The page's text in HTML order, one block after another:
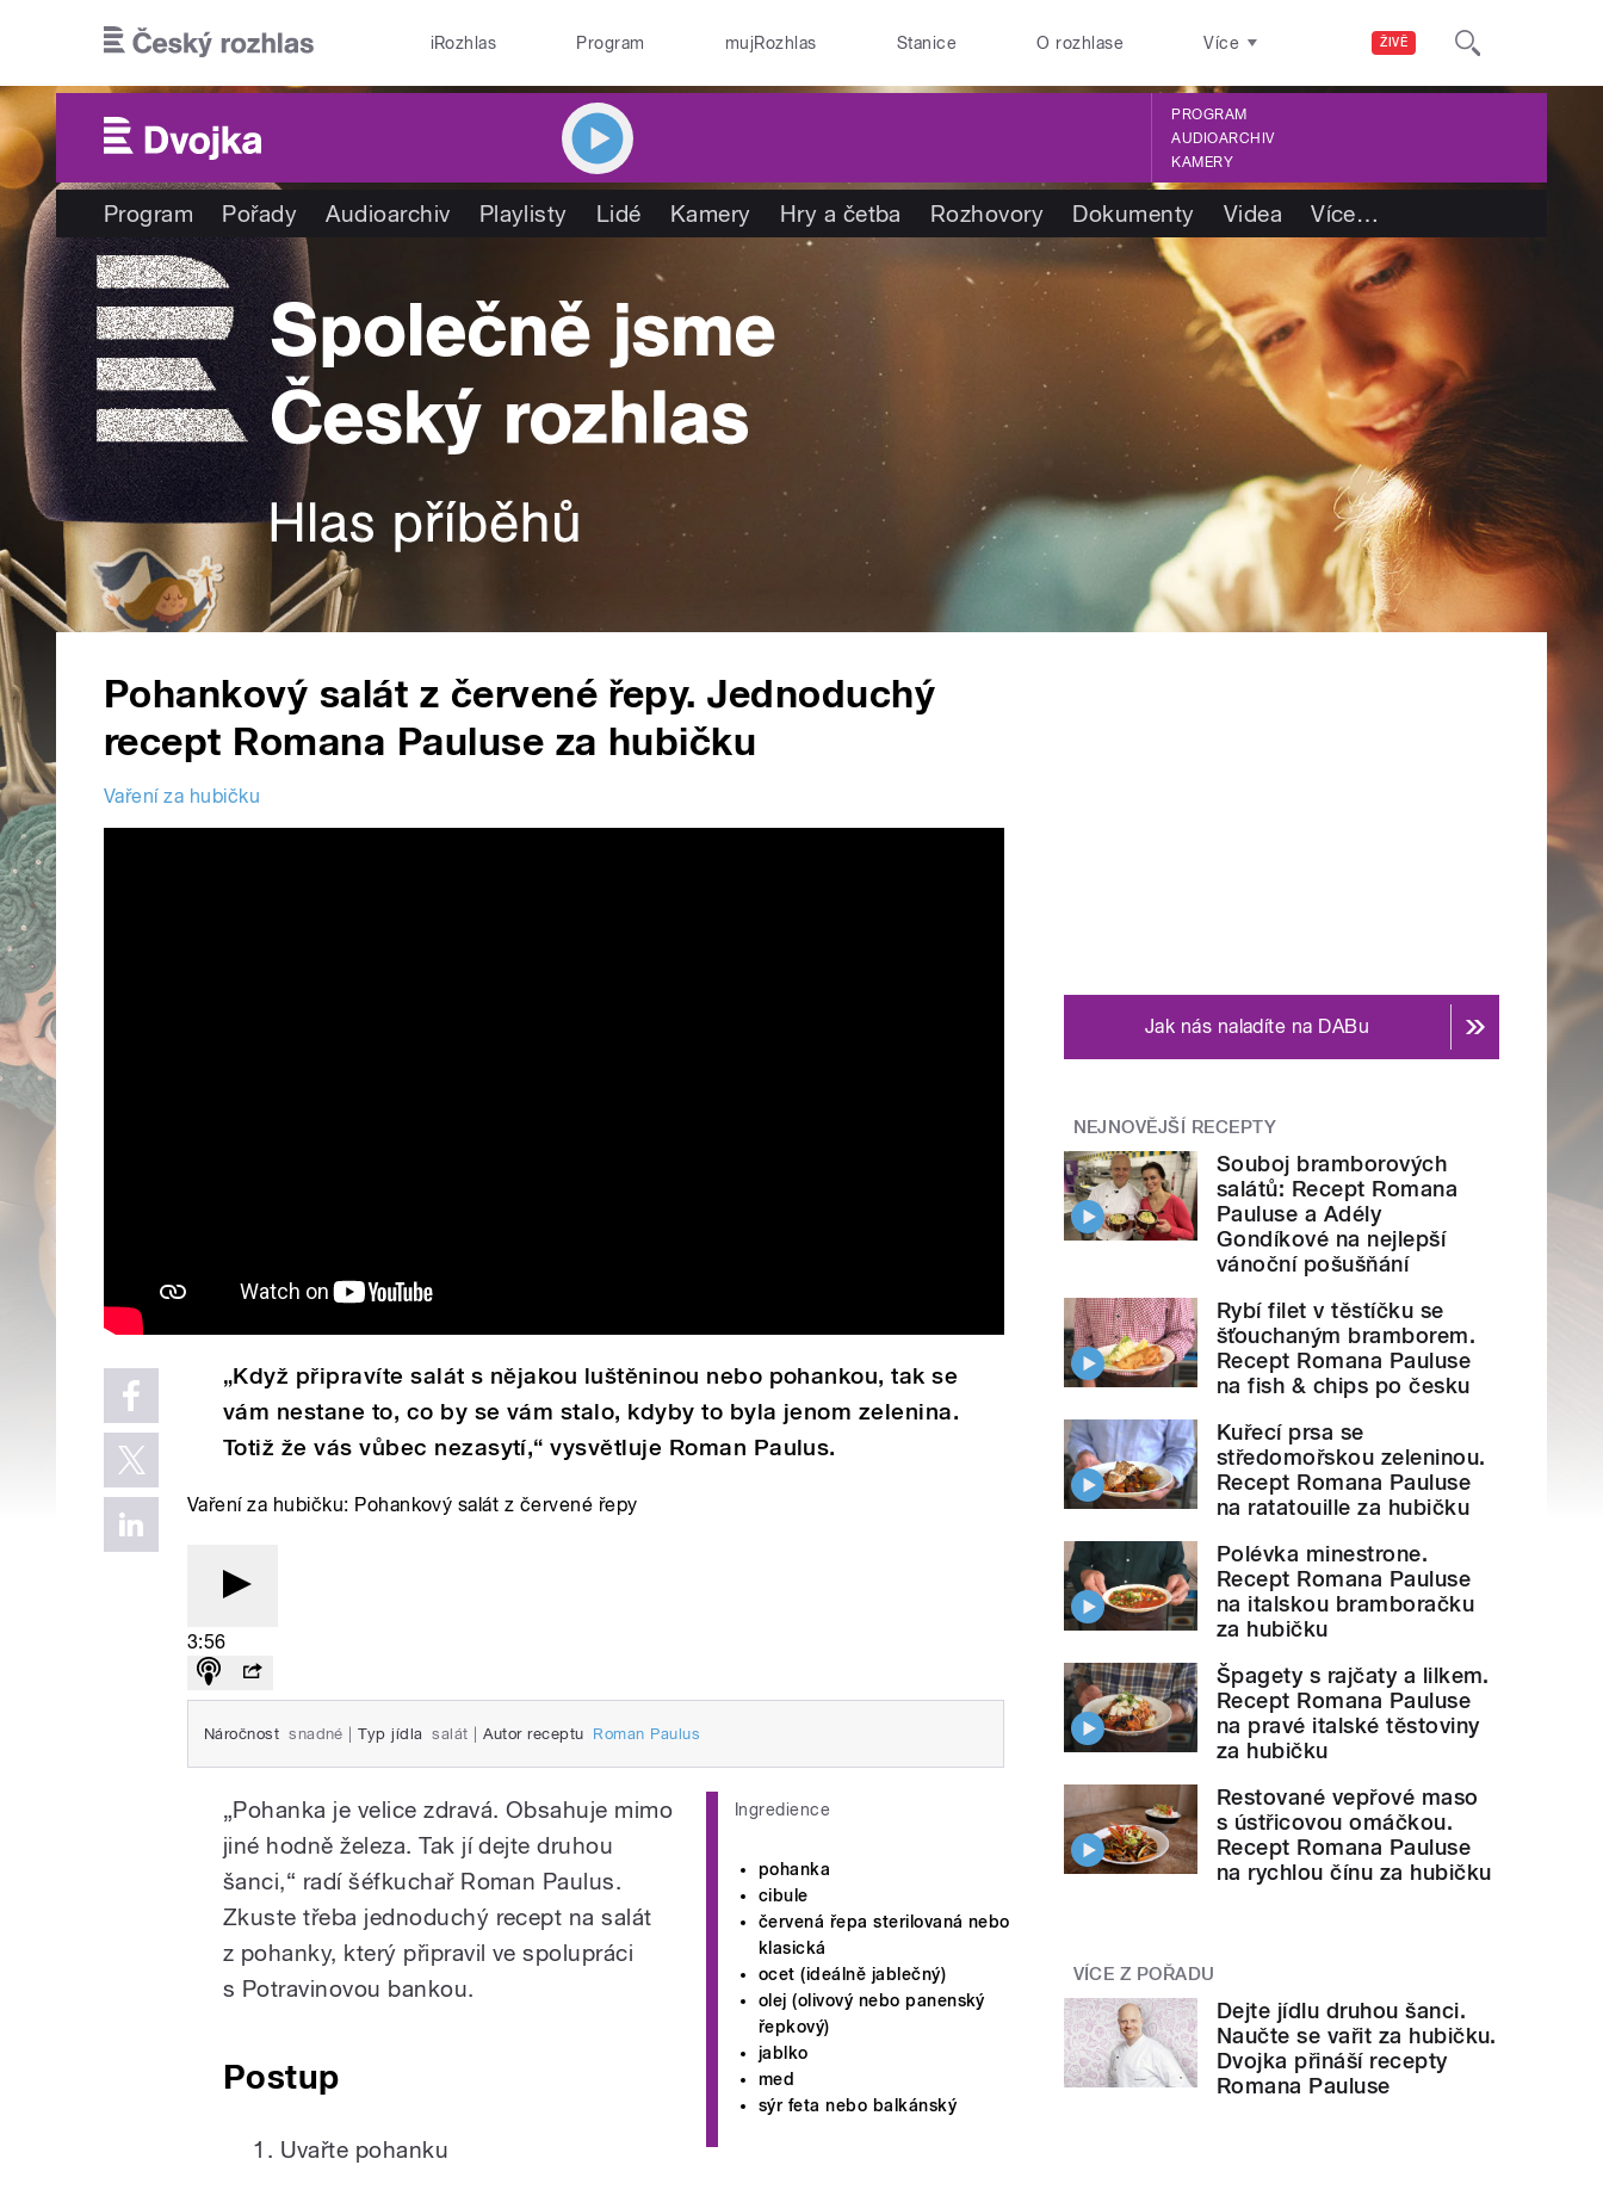
ŽIVĚ
iRozhlas Program mujRozhlas Stanice O rozhlase Více
PROGRAM
AUDIOARCHIV
KAMERY
Program Pořady Audioarchiv Playlisty Lidé Kamery Hry a četba Rozhovory Dokumenty Videa Více…
Pohankový salát z červené řepy. Jednoduchý
recept Romana Pauluse za hubičku
Vaření za hubičku
„Když připravíte salát s nějakou luštěninou nebo pohankou, tak se
vám nestane to, co by se vám stalo, kdyby to byla jenom zelenina.
Totiž že vás vůbec nezasytí,“ vysvětluje Roman Paulus.
Vaření za hubičku: Pohankový salát z červené řepy
3:56
Náročnost snadné Typ jídla salát Autor receptu Roman Paulus
Ingredience
pohanka
cibule
červená řepa sterilovaná nebo
klasická
ocet (ideálně jablečný)
olej (olivový nebo panenský
řepkový)
jablko
med
sýr feta nebo balkánský
„Pohanka je velice zdravá. Obsahuje mimo
jiné hodně železa. Tak jí dejte druhou
šanci,“ radí šéfkuchař Roman Paulus.
Zkuste třeba jednoduchý recept na salát
z pohanky, který připravil ve spolupráci
s Potravinovou bankou.
Postup
Uvařte pohanku
Jak nás naladíte na DABu
NEJNOVĚJŠÍ RECEPTY
Souboj bramborových
salátů: Recept Romana
Pauluse a Adély
Gondíkové na nejlepší
vánoční pošušňání
Rybí filet v těstíčku se
šťouchaným bramborem.
Recept Romana Pauluse
na fish & chips po česku
Kuřecí prsa se
středomořskou zeleninou.
Recept Romana Pauluse
na ratatouille za hubičku
Polévka minestrone.
Recept Romana Pauluse
na italskou bramboračku
za hubičku
Špagety s rajčaty a lilkem.
Recept Romana Pauluse
na pravé italské těstoviny
za hubičku
Restované vepřové maso
s ústřicovou omáčkou.
Recept Romana Pauluse
na rychlou čínu za hubičku
VÍCE Z POŘADU
Dejte jídlu druhou šanci.
Naučte se vařit za hubičku.
Dvojka přináší recepty
Romana Pauluse